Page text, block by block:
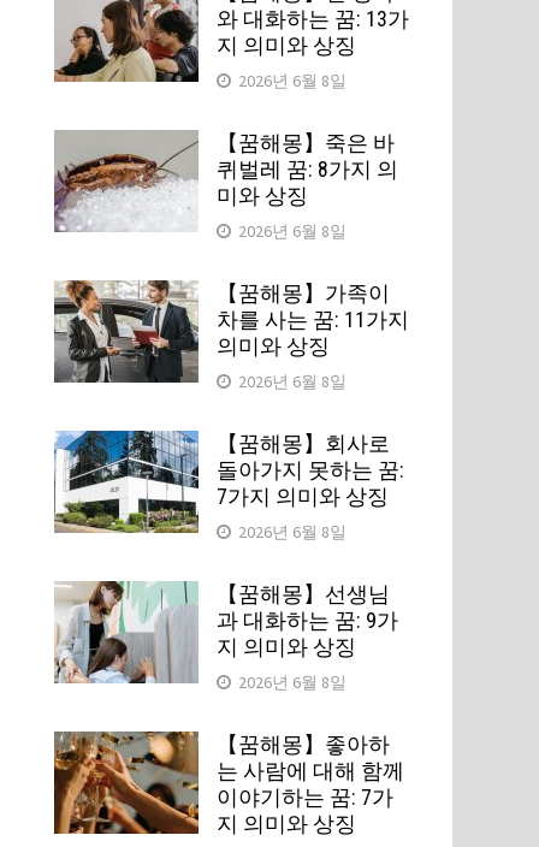
와 대화하는 꿈: 13가
지 의미와 상징
2026년 6월 8일
【꿈해몽】죽은 바
퀴벌레 꿈: 8가지 의
미와 상징
2026년 6월 8일
【꿈해몽】가족이
차를 사는 꿈: 11가지
의미와 상징
2026년 6월 8일
【꿈해몽】회사로
돌아가지 못하는 꿈:
7가지 의미와 상징
2026년 6월 8일
【꿈해몽】선생님
과 대화하는 꿈: 9가
지 의미와 상징
2026년 6월 8일
【꿈해몽】좋아하
는 사람에 대해 함께
이야기하는 꿈: 7가
지 의미와 상징